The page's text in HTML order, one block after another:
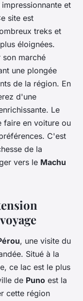
et
site est
treks et
éloignées.
marché
une plongée
de la région. En
d'une
Le
faire en voiture ou
C'est
de la
vers le Machu
, une visite du
Situé à la
ce lac est le plus
de Puno est la
cette région